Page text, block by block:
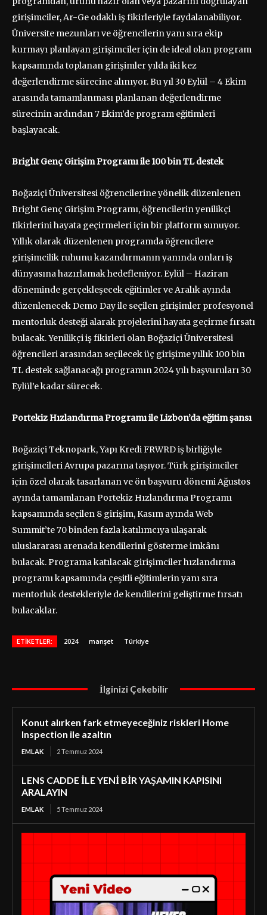
girişimciler, Ar-Ge odaklı iş fikirleriyle faydalanabiliyor.
Üniversite mezunları ve öğrencilerin yanı sıra ekip
kurmayı planlayan girişimciler için de ideal olan program
kapsamında toplanan girişimler yılda iki kez
değerlendirme sürecine alınıyor. Bu yıl 30 Eylül – 4 Ekim
arasında tamamlanması planlanan değerlendirme
sürecinin ardından 7 Ekim’de program eğitimleri
başlayacak.
Bright Genç Girişim Programı ile 100 bin TL destek
Boğaziçi Üniversitesi öğrencilerine yönelik düzenlenen
Bright Genç Girişim Programı, öğrencilerin yenilikçi
fikirlerini hayata geçirmeleri için bir platform sunuyor.
Yıllık olarak düzenlenen programda öğrencilere
girişimcilik ruhunu kazandırmanın yanında onları iş
dünyasına hazırlamak hedefleniyor. Eylül – Haziran
döneminde gerçekleşecek eğitimler ve Aralık ayında
düzenlenecek Demo Day ile seçilen girişimler profesyonel
mentorluk desteği alarak projelerini hayata geçirme fırsatı
bulacak. Yenilikçi iş fikirleri olan Boğaziçi Üniversitesi
öğrencileri arasından seçilecek üç girişime yıllık 100 bin
TL destek sağlanacağı programın 2024 yılı başvuruları 30
Eylül’e kadar sürecek.
Portekiz Hızlandırma Programı ile Lizbon’da eğitim şansı
Boğaziçi Teknopark, Yapı Kredi FRWRD iş birliğiyle
girişimcileri Avrupa pazarına taşıyor. Türk girişimciler
için özel olarak tasarlanan ve ön başvuru dönemi Ağustos
ayında tamamlanan Portekiz Hızlandırma Programı
kapsamında seçilen 8 girişim, Kasım ayında Web
Summit’te 70 binden fazla katılımcıya ulaşarak
uluslararası arenada kendilerini gösterme imkânı
bulacak. Programa katılacak girişimciler hızlandırma
programı kapsamında çeşitli eğitimlerin yanı sıra
mentorluk destekleriyle de kendilerini geliştirme fırsatı
bulacaklar.
ETIKETLER: 2024 manşet Türkiye
İlginizi Çekebilir
Konut alırken fark etmeyeceğiniz riskleri Home
Inspection ile azaltın
EMLAK 2 Temmuz 2024
LENS CADDE İLE YENİ BİR YAŞAMIN KAPISINI
ARALAYIN
EMLAK 5 Temmuz 2024